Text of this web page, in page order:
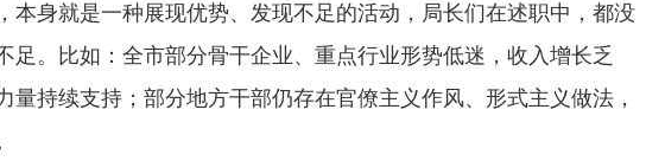
身就是一种展现优势、发现不足的活动，局长们在述职中，都没
足。比如：全市部分骨干企业、重点行业形势低迷，收入增长乏
量持续支持；部分地方干部仍存在官僚主义作风、形式主义做法，